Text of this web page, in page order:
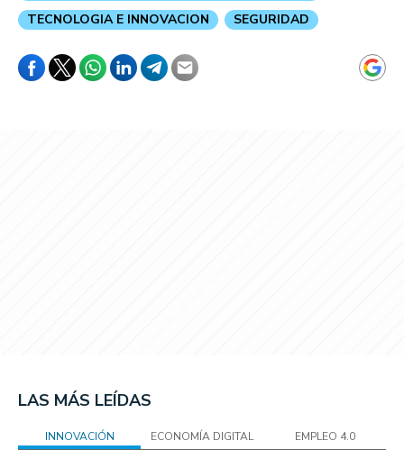
TECNOLOGIA E INNOVACION
SEGURIDAD
LAS MÁS LEÍDAS
INNOVACIÓN ECONOMÍA DIGITAL EMPLEO 4.0